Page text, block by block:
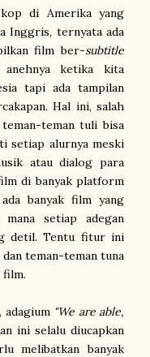
di Amerika yang
Inggris, ternyata ada
film ber-subtitle
anehnya ketika kita
tapi ada tampilan
Hal ini, salah
teman-teman tuli bisa
setiap alurnya meski
atau dialog para
di banyak platform
banyak film yang
setiap adegan
detil. Tentu fitur ini
teman-teman tuna
film.
adagium "We are able,
ini selalu diucapkan
melibatkan banyak